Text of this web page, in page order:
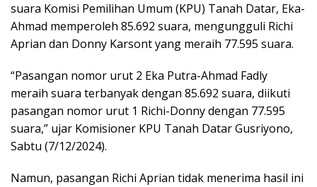
suara Komisi Pemilihan Umum (KPU) Tanah Datar, Eka-
Ahmad memperoleh 85.692 suara, mengungguli Richi
Aprian dan Donny Karsont yang meraih 77.595 suara.
“Pasangan nomor urut 2 Eka Putra-Ahmad Fadly
meraih suara terbanyak dengan 85.692 suara, diikuti
pasangan nomor urut 1 Richi-Donny dengan 77.595
suara,” ujar Komisioner KPU Tanah Datar Gusriyono,
Sabtu (7/12/2024).
Namun, pasangan Richi Aprian tidak menerima hasil ini